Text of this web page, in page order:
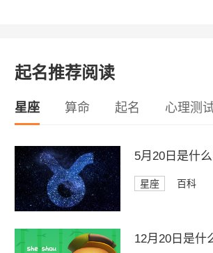
起名推荐阅读
星座 算命 起名 心理测
5月20日是什
星座 百科
12月20日是什